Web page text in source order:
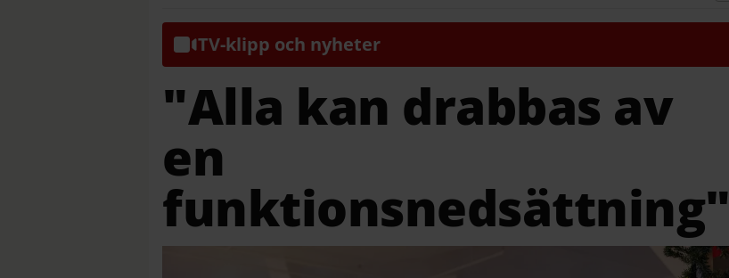
TV-klipp och nyheter
"Alla kan drabbas av
en
funktionsnedsättning"